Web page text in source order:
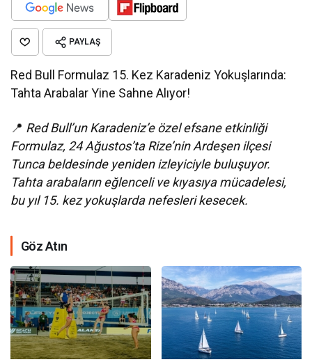
PAYLAŞ
Red Bull Formulaz 15. Kez Karadeniz Yokuşlarında:
Tahta Arabalar Yine Sahne Alıyor!
📍 Red Bull’un Karadeniz’e özel efsane etkinliği
Formulaz, 24 Ağustos’ta Rize’nin Ardeşen ilçesi
Tunca beldesinde yeniden izleyiciyle buluşuyor.
Tahta arabaların eğlenceli ve kıyasıya mücadelesi,
bu yıl 15. kez yokuşlarda nefesleri kesecek.
Göz Atın